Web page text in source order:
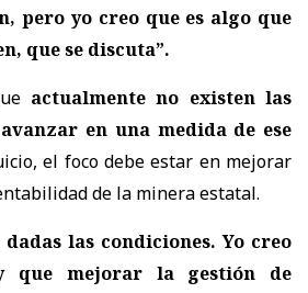
pero yo creo que es algo que
que se discuta”.
actualmente no existen las
en una medida de ese
el foco debe estar en mejorar
de la minera estatal.
las condiciones. Yo creo
que mejorar la gestión de